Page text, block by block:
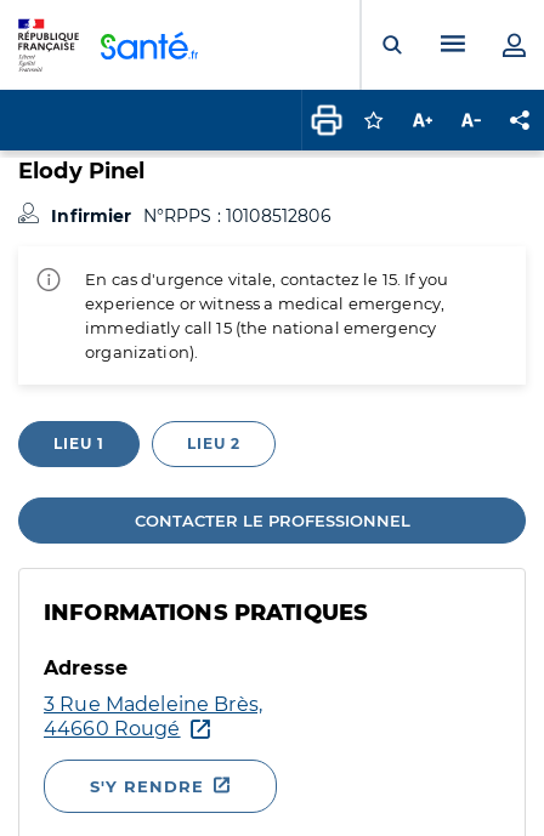
Ouvrir laMenu
Connectez-vous
Augmenter la
Elody Pinel
Infirmier N°RPPS : 10108512806
En cas d'urgence vitale, contactez le 15. If you
experience or witness a medical emergency,
immediatly call 15 (the national emergency
organization).
LIEU 1 LIEU 2
CONTACTER LE PROFESSIONNEL
INFORMATIONS PRATIQUES
Adresse
3 Rue Madeleine Brès,
44660 Rougé
S'Y RENDRE